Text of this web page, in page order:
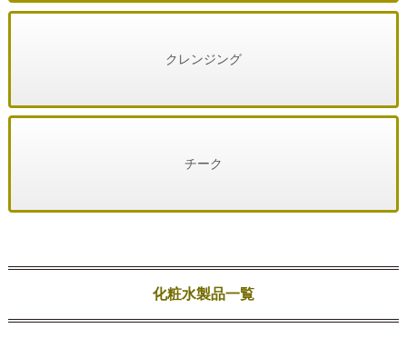
クレンジング
チーク
化粧水製品一覧